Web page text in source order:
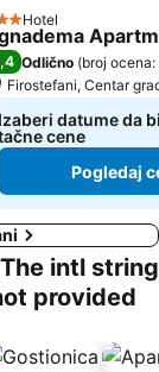
Hotel
Odlično (broj ocena:
Firostefani, Centar
Izaberi datume da
cene
Pogledaj
intl string
provided